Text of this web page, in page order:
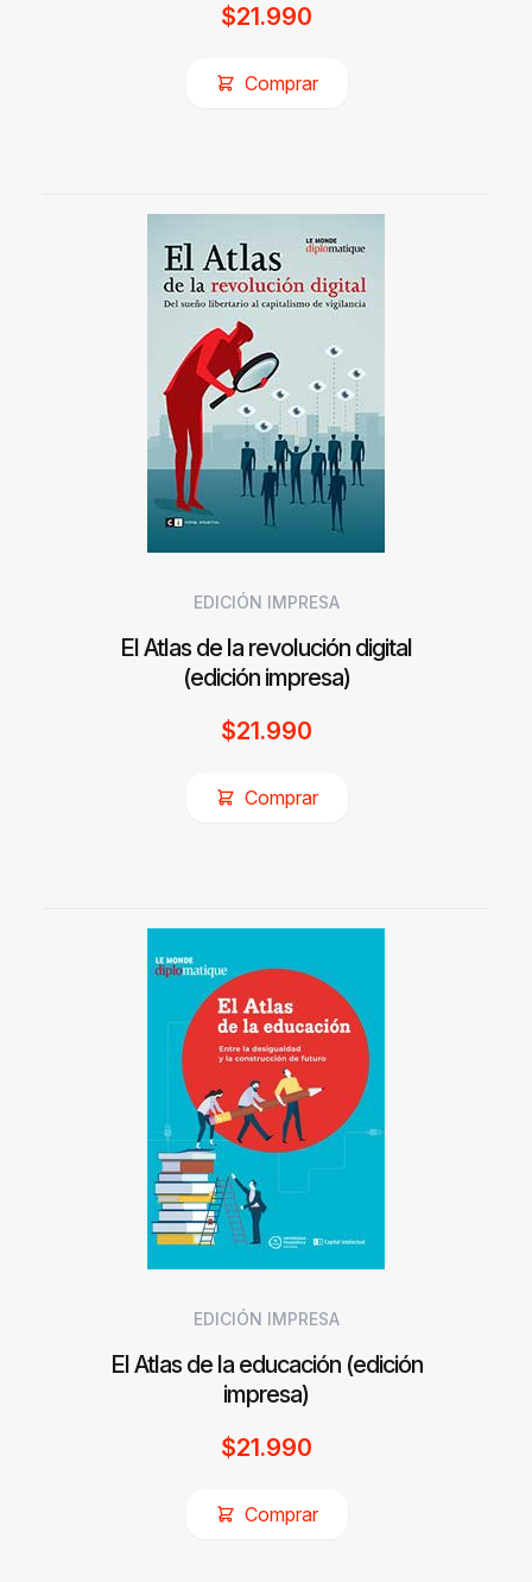
$21.990
Comprar
EDICIÓN IMPRESA
El Atlas de la revolución digital
(edición impresa)
$21.990
Comprar
EDICIÓN IMPRESA
El Atlas de la educación (edición
impresa)
$21.990
Comprar